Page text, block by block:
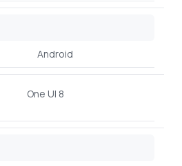
Android
One UI 8